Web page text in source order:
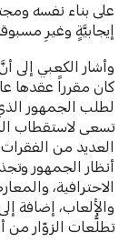
على بناء نفسه
إيجابيَّةٍ وغيرِ
وأشار الكعبي إلى
لطلب الجمهور
تسعى لاستقطاب
العديد من
أنظار الجمهور
الاحترافية،
والألعاب، إضافة
تطلُّعات الزوّار من